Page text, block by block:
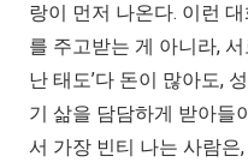
랑이 먼저 나온다. 이런
를 주고받는 게 아니라,
난 태도’다 돈이 많아도,
기 삶을 담담하게 받아들
서 가장 빈티 나는 사람은